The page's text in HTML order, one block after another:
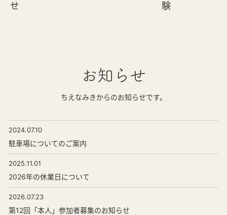
せ
験
お知らせ
ちえなみきからのお知らせです。
2024.07.10
駐車場についてのご案内
2025.11.01
2026年の休業日について
2026.07.23
第12回「本人」参加者募集のお知らせ